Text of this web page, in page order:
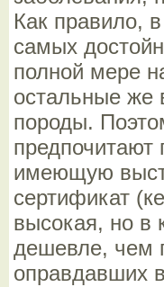
Как правило,
самых
полной мере
остальные же
породы.
предпочитают
имеющую
сертификат
высокая, но в
дешевле, чем
оправдавших